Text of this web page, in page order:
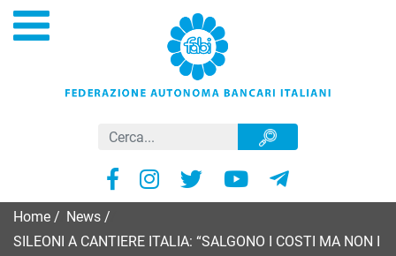
Home News
SILEONI A CANTIERE ITALIA: “SALGONO I COSTI MA NON I